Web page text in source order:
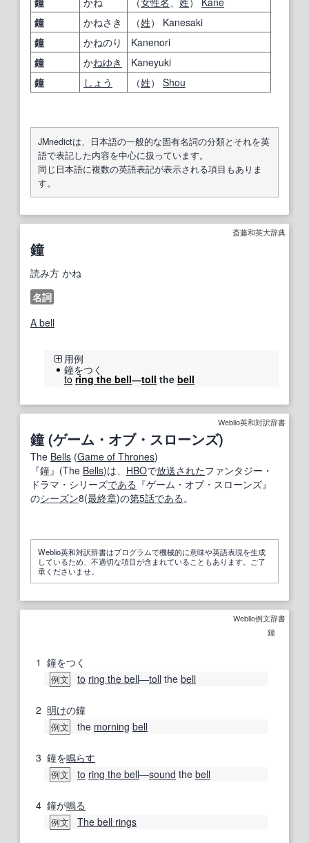
鐘
かねさき （姓） Kanesaki
鐘
かねのり
Kanenori
鐘
かねゆき
Kaneyuki
鐘
しょう （姓） Shou
JMnedictは、日本語の一般的な固有名詞の分類とそれを英
語で表記した内容を中心に扱っています。
同じ日本語に複数の英語表記が表示される項目もありま
す。
斎藤和英大辞典
鐘
読み方 かね
名詞
A bell
用例
鐘をつく
to ring the bell―toll the bell
Weblio英和対訳辞書
鐘 (ゲーム・オブ・スローンズ)
The Bells (Game of Thrones)
『鐘』(The Bells)は、 HBOで放送されたファンタジー・
ドラマ・シリーズである 『ゲーム・オブ・スローンズ』
のシーズン8(最終章)の第5話である 。
Weblio英和対訳辞書はプログラムで機械的に意味や英語表現を生成
しているため、不適切な項目が含まれていることもあります。ご了
承くださいませ。
Weblio例文辞書
鐘
1 鐘をつく
例文 to ring the bell―toll the bell
2 明けの鐘
例文 the morning bell
3 鐘を鳴らす
例文 to ring the bell―sound the bell
4 鐘が鳴る
例文 The bell rings